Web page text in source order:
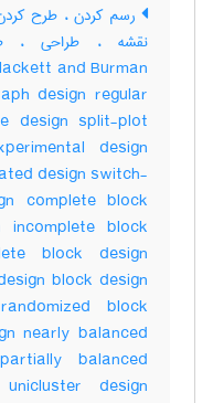
رسم کردن ، طرح
and Burman
design regular
design split-plot
design
design switch-
complete block
block
block design
block design
block
nearly balanced
balanced
design